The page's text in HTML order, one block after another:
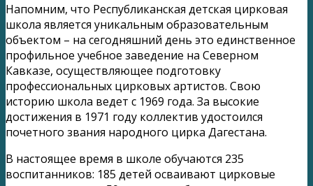
Напомним, что Республиканская детская цирковая
школа является уникальным образовательным
объектом – на сегодняшний день это единственное
профильное учебное заведение на Северном
Кавказе, осуществляющее подготовку
профессиональных цирковых артистов. Свою
историю школа ведет с 1969 года. За высокие
достижения в 1971 году коллектив удостоился
почетного звания народного цирка Дагестана.
В настоящее время в школе обучаются 235
воспитанников: 185 детей осваивают цирковые